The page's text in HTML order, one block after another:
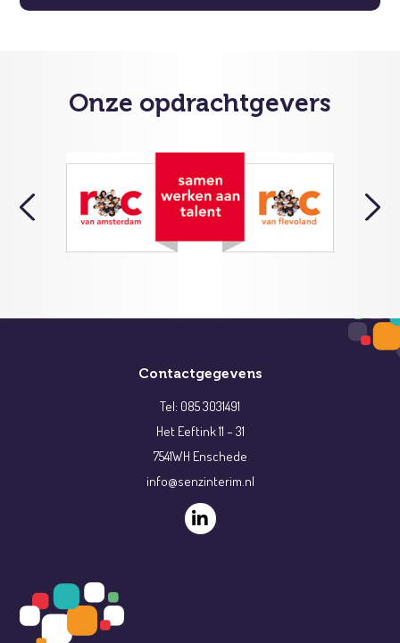
Onze opdrachtgevers
Contactgegevens
Tel: 085 3031491
Het Eeftink 11 – 31
7541WH Enschede
info@senzinterim.nl